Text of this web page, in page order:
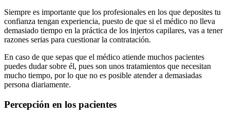
Siempre es importante que los profesionales en los que deposites tu
confianza tengan experiencia, puesto de que si el médico no lleva
demasiado tiempo en la práctica de los injertos capilares, vas a tener
razones serias para cuestionar la contratación.
En caso de que sepas que el médico atiende muchos pacientes
puedes dudar sobre él, pues son unos tratamientos que necesitan
mucho tiempo, por lo que no es posible atender a demasiadas
persona diariamente.
Percepción en los pacientes